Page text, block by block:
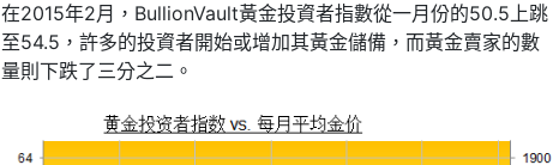
在2015年2月，BullionVault黃金投資者指數從一月份的50.5上跳
至54.5，許多的投資者開始或增加其黃金儲備，而黃金賣家的數
量則下跌了三分之二。